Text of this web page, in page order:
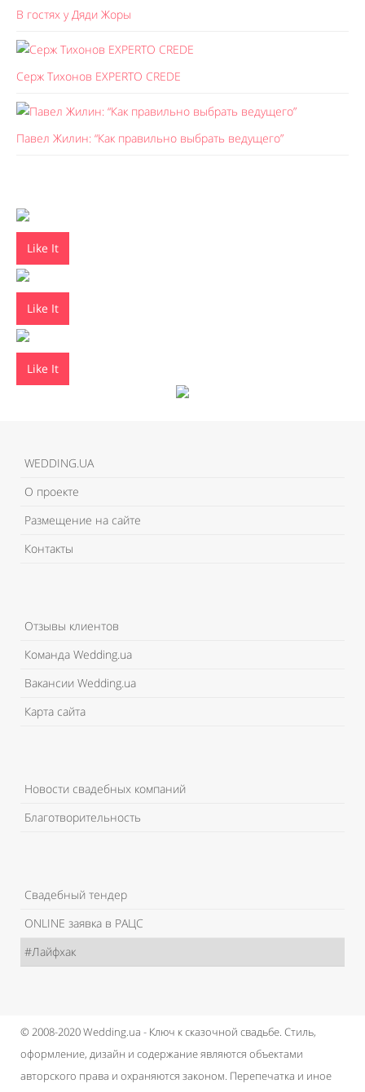
В гостях у Дяди Жоры
Серж Тихонов EXPERTO CREDE
Павел Жилин: “Как правильно выбрать ведущего”
Like It
Like It
Like It
WEDDING.UA
О проекте
Размещение на сайте
Контакты
Отзывы клиентов
Команда Wedding.ua
Вакансии Wedding.ua
Карта сайта
Новости свадебных компаний
Благотворительность
Свадебный тендер
ONLINE заявка в РАЦС
#Лайфхак
© 2008-2020 Wedding.ua - Ключ к сказочной свадьбе. Стиль,
оформление, дизайн и содержание являются объектами
авторского права и охраняются законом. Перепечатка и иное